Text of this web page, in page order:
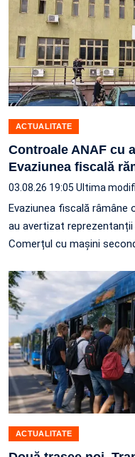
ACTUALITATE
Controale ANAF cu
Evaziunea fiscală
03.08.26 19:05 Ultima
Evaziunea fiscală râmâne
au avertizat
Comerțul cu mașini
ACTUALITATE